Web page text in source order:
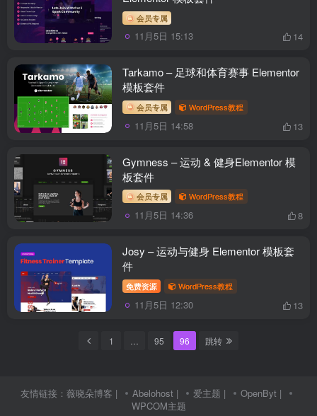
会员专属
11月5日 15:13 14
Tarkamo – 足球和体育赛事 Elementor
模板套件
会员专属 WordPress教程
11月5日 14:58 13
Gymness – 运动 & 健身Elementor 模
板套件
会员专属 WordPress教程
11月5日 14:36 8
Josy – 运动与健身 Elementor 模板套
件
免费资源 WordPress教程
11月5日 12:30 13
1 95 96 跳转
友情链接： 薇晓朵博客 | Abelohost | 爱主题 | OpenByt |
WPCOM主题